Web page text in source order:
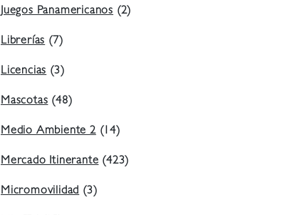
Juegos Panamericanos (2)
Librerías(7)
Licencias(3)
Mascotas(48)
Medio Ambiente 2(14)
Mercado Itinerante(423)
Micromovilidad(3)